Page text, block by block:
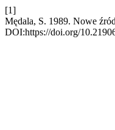
[1]
Mędala, S. 1989. Nowe
DOI:https://doi.org/